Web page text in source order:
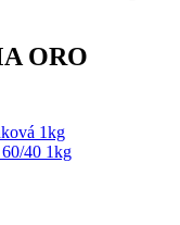
ORO
1kg
40 1kg